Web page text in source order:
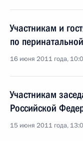
Участникам и
по
16 июня 2011 года,
Участникам
Российской
15 июня 2011 года,